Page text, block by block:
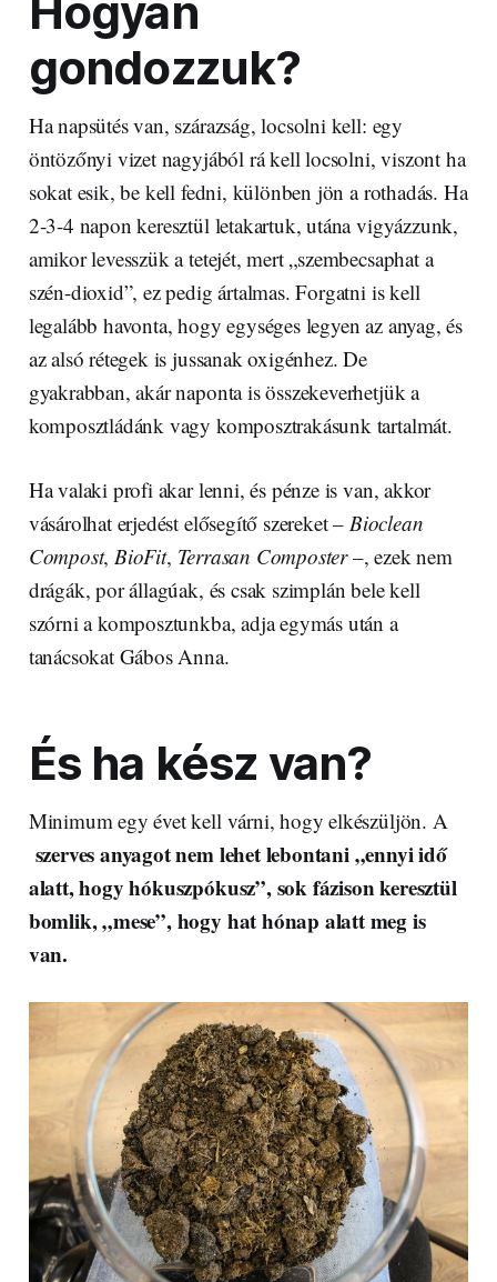
Hogyan
gondozzuk?
Ha napsütés van, szárazság, locsolni kell: egy
öntözőnyi vizet nagyjából rá kell locsolni, viszont ha
sokat esik, be kell fedni, különben jön a rothadás. Ha
2-3-4 napon keresztül letakartuk, utána vigyázzunk,
amikor levesszük a tetejét, mert „szembecsaphat a
szén-dioxid”, ez pedig ártalmas. Forgatni is kell
legalább havonta, hogy egységes legyen az anyag, és
az alsó rétegek is jussanak oxigénhez. De
gyakrabban, akár naponta is összekeverhetjük a
komposztládánk vagy komposztrakásunk tartalmát.
Ha valaki profi akar lenni, és pénze is van, akkor
vásárolhat erjedést elősegítő szereket – Bioclean
Compost, BioFit, Terrasan Composter–, ezek nem
drágák, por állagúak, és csak szimplán bele kell
szórni a komposztunkba, adja egymás után a
tanácsokat Gábos Anna.
És ha kész van?
Minimum egy évet kell várni, hogy elkészüljön. A
szerves anyagot nem lehet lebontani „ennyi idő
alatt, hogy hókuszpókusz”, sok fázison keresztül
bomlik, „mese”, hogy hat hónap alatt meg is
van.